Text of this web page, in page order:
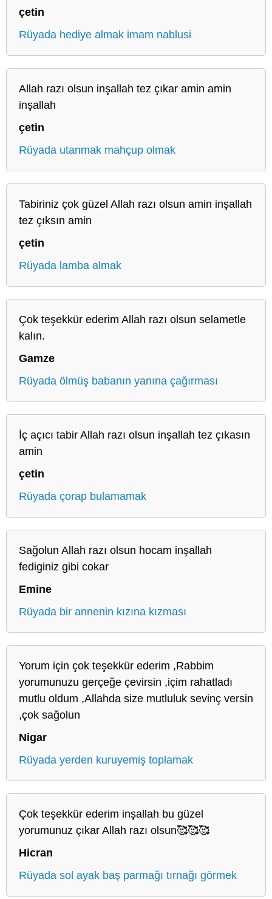
çetin
Rüyada hediye almak imam nablusi
Allah razı olsun inşallah tez çıkar amin amin
inşallah
çetin
Rüyada utanmak mahçup olmak
Tabiriniz çok güzel Allah razı olsun amin inşallah
tez çıksın amin
çetin
Rüyada lamba almak
Çok teşekkür ederim Allah razı olsun selametle
kalın.
Gamze
Rüyada ölmüş babanın yanına çağırması
İç açıcı tabir Allah razı olsun inşallah tez çıkasın
amin
çetin
Rüyada çorap bulamamak
Sağolun Allah razı olsun hocam inşallah
fediginiz gibi cokar
Emine
Rüyada bir annenin kızına kızması
Yorum için çok teşekkür ederim ,Rabbim
yorumunuzu gerçeğe çevirsin ,içim rahatladı
mutlu oldum ,Allahda size mutluluk sevinç versin
,çok sağolun
Nigar
Rüyada yerden kuruyemiş toplamak
Çok teşekkür ederim inşallah bu güzel
yorumunuz çıkar Allah razı olsun🥰🥰🥰
Hicran
Rüyada sol ayak baş parmağı tırnağı görmek